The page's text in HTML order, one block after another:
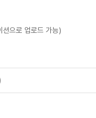
으로 업로드 가능)